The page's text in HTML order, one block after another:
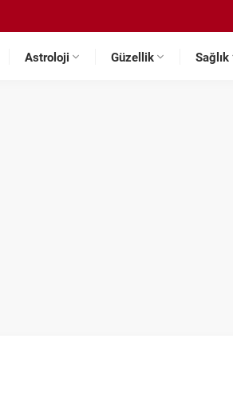
Astroloji Güzellik Sağlık